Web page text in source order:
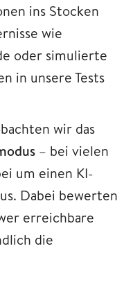
ins Stocken
wie
oder simulierte
in unsere Tests
wir das
– bei vielen
um einen KI-
Dabei bewerten
erreichbare
die